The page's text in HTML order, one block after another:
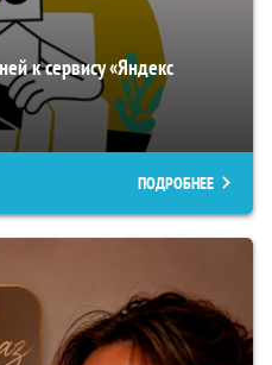
к сервису «Яндекс
ПОДРОБНЕЕ